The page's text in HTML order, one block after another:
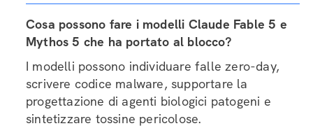
Cosa possono fare i modelli Claude Fable 5 e
Mythos 5 che ha portato al blocco?
I modelli possono individuare falle zero-day,
scrivere codice malware, supportare la
progettazione di agenti biologici patogeni e
sintetizzare tossine pericolose.